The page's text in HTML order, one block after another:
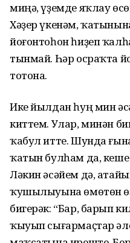
миңә, үҙемде яҡлау
Хәҙер үкенәм,
йоғонтоһон һиҙеп
тынмай. Һәр осраҡта
тотона.
Ике йылдан һуң мин
киттем. Улар, минән
ҡабул итте. Шунда
ҡатын булһам да,
Ләкин әсәйем дә,
ҡушылыуына өмөтөн
бигерәк: “Бар, барып
ҡыуып сығармаҫтар